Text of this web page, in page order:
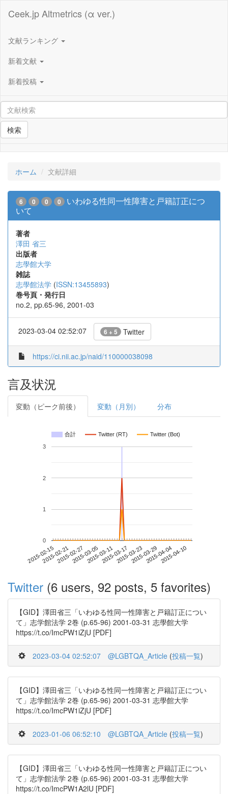
Ceek.jp Altmetrics (α ver.)
文献ランキング
新着文献
新着投稿
検索
ホーム 文献詳細
6 0 0 0
いわゆる性同一性障害と戸籍訂正につ
いて
著者
澤田 省三
出版者
志學館大学
雑誌
志學館法学 (ISSN:13455893)
巻号頁・発行日
no.2, pp.65-96, 2001-03
2023-03-04 02:52:07 6 + 5 Twitter
https://ci.nii.ac.jp/naid/110000038098
言及状況
変動（ピーク前後） 変動（月別） 分布
合計 Twitter (RT) Twitter (Bot)
2015-02-152015-02-212015-02-272015-03-052015-03-112015-03-172015-03-232015-03-292015-04-042015-04-10
0
1
2
3
Twitter (6 users, 92 posts, 5 favorites)
【GID】澤田省三「いわゆる性同一性障害と戸籍訂正につい
て」志学館法学 2巻 (p.65-96) 2001-03-31 志學館大学
https://t.co/ImcPW1iZjU [PDF]
2023-03-04 02:52:07 @LGBTQA_Article (投稿一覧)
【GID】澤田省三「いわゆる性同一性障害と戸籍訂正につい
て」志学館法学 2巻 (p.65-96) 2001-03-31 志學館大学
https://t.co/ImcPW1iZjU [PDF]
2023-01-06 06:52:10 @LGBTQA_Article (投稿一覧)
【GID】澤田省三「いわゆる性同一性障害と戸籍訂正につい
て」志学館法学 2巻 (p.65-96) 2001-03-31 志學館大学
https://t.co/ImcPW1A2lU [PDF]